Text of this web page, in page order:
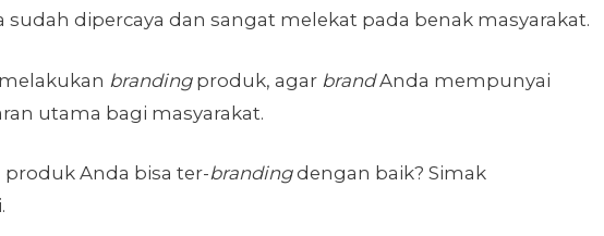
dipercaya dan sangat melekat pada benak masyarakat.
brandingproduk, agar brandAnda mempunyai
utama bagi masyarakat.
Anda bisa ter-brandingdengan baik? Simak